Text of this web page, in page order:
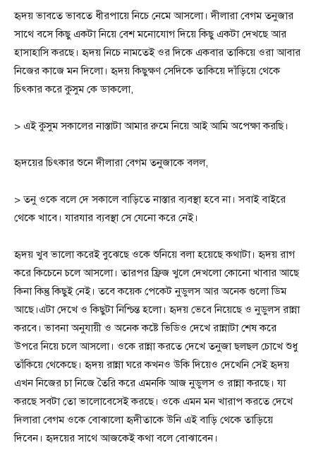
হৃদয় ভাবতে ভাবতে ধীরপায়ে নিচে নেমে আসলো। দীলারা বেগম তনুজার
সাথে বসে কিছু একটা নিয়ে বেশ মনোযোগ দিয়ে কিছু একটা দেখছে আর
হাসাহাসি করছে। হৃদয় নিচে নামতেই ওর দিকে একবার তাকিয়ে ওরা আবার
নিজের কাজে মন দিলো। হৃদয় কিছুক্ষণ সেদিকে তাকিয়ে দাঁড়িয়ে থেকে
চিৎকার করে কুসুম কে ডাকলো,
> এই কুসুম সকালের নাস্তাটা আমার রুমে নিয়ে আই আমি অপেক্ষা করছি।
হৃদয়ের চিৎকার শুনে দীলারা বেগম তনুজাকে বলল,
> তনু ওকে বলে দে সকালে বাড়িতে নাস্তার ব্যবস্থা হবে না। সবাই বাইরে
থেকে খাবে। যারযার ব্যবস্থা সে যেনো করে নেই।
হৃদয় খুব ভালো করেই বুঝেছে ওকে শুনিয়ে বলা হয়েছে কথাটা। হৃদয় রাগ
করে কিচেনে চলে আসলো। তারপর ফ্রিজ খুলে দেখলো কোনো খাবার আছে
কিনা কিন্তু কিছুই নেই। তবে কয়েক পেকেট নুডুলস আর অনেক গুলো ডিম
আছে।এটা দেখে ও কিছুটা নিশ্চিন্ত হলো। হৃদয় ভেবে নিয়েছে ও নুডুলস রান্না
করবে। ভাবনা অনুযায়ী ও অনেক কষ্টে ভিডিও দেখে রান্নাটা শেষ করে
উপরে নিয়ে চলে আসলো। ওকে রান্না করতে দেখে তনুজা ছলছল চোখে শুধু
তাঁকিয়ে থেকেছে। হৃদয় রান্না ঘরে কখনও উকি দিয়েও দেখেনি সেই হৃদয়
এখন নিজের চা নিজে তৈরি করে এমনকি আজ নুডুলস ও রান্না করছে। যা
করছে সবটা তো ভালোবেসেই করছে। ওকে এমন মন খারাপ করতে দেখে
দিলারা বেগম ওকে বোঝালো হৃদীতাকে উনি এই বাড়ি থেকে তাড়িয়ে
দিবেন। হৃদয়ের সাথে আজকেই কথা বলে বোঝাবেন।